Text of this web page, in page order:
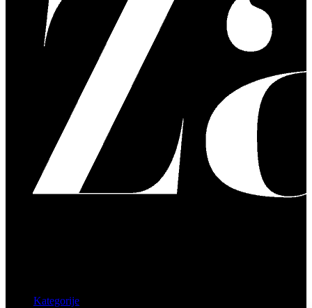
Kategorije